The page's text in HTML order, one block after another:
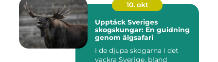
10. okt
Upptäck Sveriges
skogskungar: En guidning
genom älgsafari
I de djupa skogarna i det
vackra Sverige, bland